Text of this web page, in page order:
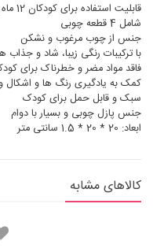
قابلیت استفاده برای کودکان 12 ماه به بالا
شامل 4 قطعه چوبی
جنس از چوب مرغوب و نشکن
با ترکیبات رنگی زیبا، شاد و
فاقد مواد مضر و خطرناک برای
کمک به یادگیری رنگ ها و اشکال و
سبک و قابل حمل برای کودک
جنس پازل چوبی و بسیار با دوام
ابعاد: 20 * 20 * 1.5 سانتی متر
کالاهای مشابه